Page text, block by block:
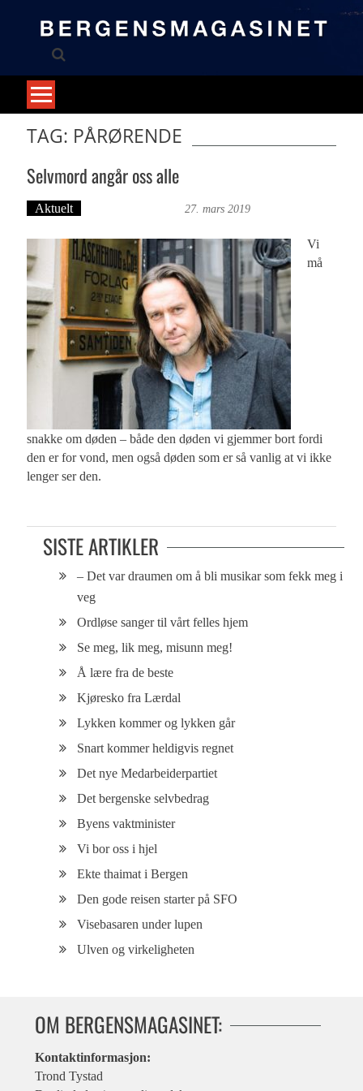
TAG: PÅRØRENDE
Selvmord angår oss alle
Aktuelt 27. mars 2019
Vi
må
snakke om døden – både den døden vi gjemmer bort fordi
den er for vond, men også døden som er så vanlig at vi ikke
lenger ser den.
SISTE ARTIKLER
– Det var draumen om å bli musikar som fekk meg i
veg
Ordløse sanger til vårt felles hjem
Se meg, lik meg, misunn meg!
Å lære fra de beste
Kjøresko fra Lærdal
Lykken kommer og lykken går
Snart kommer heldigvis regnet
Det nye Medarbeiderpartiet
Det bergenske selvbedrag
Byens vaktminister
Vi bor oss i hjel
Ekte thaimat i Bergen
Den gode reisen starter på SFO
Visebasaren under lupen
Ulven og virkeligheten
OM BERGENSMAGASINET:
Kontaktinformasjon:
Trond Tystad